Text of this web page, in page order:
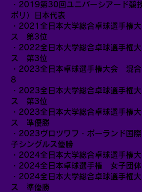
・2019第30回ユニバーシアード競
ポリ）日本代表
・2021全日本大学総合卓球選手権
ス 第3位
・2022全日本大学総合卓球選手権
ス 第3位
・2023全日本卓球選手権大会 混
8
・2023全日本大学総合卓球選手権
ス 第3位
・2023全日本大学総合卓球選手権
ス 準優勝
・2023ヴロツワフ・ポーランド国
子シングルス優勝
・2024全日本大学総合卓球選手権
・2024全日本卓球選手権 女子団
・2024全日本大学総合卓球選手権
ス 準優勝